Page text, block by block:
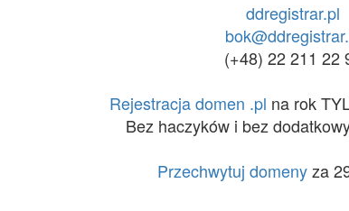
ddregistrar.pl
(+48) 22 211 22
Rejestracja domen .pl na rok
Bez haczyków i bez
Przechwytuj domenyza